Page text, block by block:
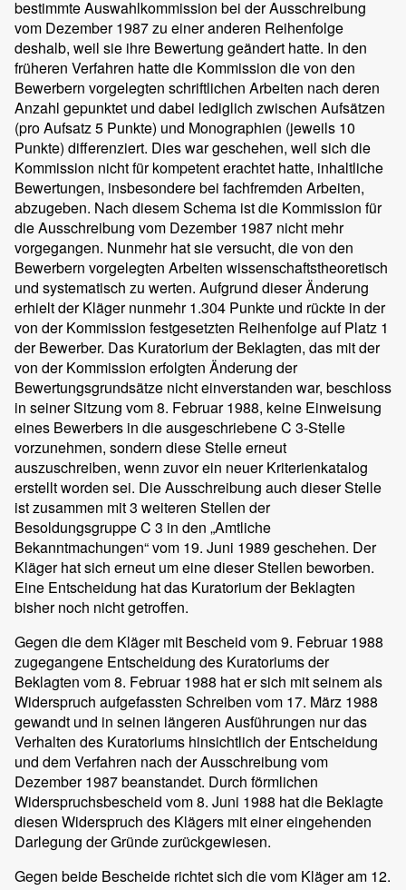
bestimmte Auswahlkommission bei der Ausschreibung
vom Dezember 1987 zu einer anderen Reihenfolge
deshalb, weil sie ihre Bewertung geändert hatte. In den
früheren Verfahren hatte die Kommission die von den
Bewerbern vorgelegten schriftlichen Arbeiten nach deren
Anzahl gepunktet und dabei lediglich zwischen Aufsätzen
(pro Aufsatz 5 Punkte) und Monographien (jeweils 10
Punkte) differenziert. Dies war geschehen, weil sich die
Kommission nicht für kompetent erachtet hatte, inhaltliche
Bewertungen, insbesondere bei fachfremden Arbeiten,
abzugeben. Nach diesem Schema ist die Kommission für
die Ausschreibung vom Dezember 1987 nicht mehr
vorgegangen. Nunmehr hat sie versucht, die von den
Bewerbern vorgelegten Arbeiten wissenschaftstheoretisch
und systematisch zu werten. Aufgrund dieser Änderung
erhielt der Kläger nunmehr 1.304 Punkte und rückte in der
von der Kommission festgesetzten Reihenfolge auf Platz 1
der Bewerber. Das Kuratorium der Beklagten, das mit der
von der Kommission erfolgten Änderung der
Bewertungsgrundsätze nicht einverstanden war, beschloss
in seiner Sitzung vom 8. Februar 1988, keine Einweisung
eines Bewerbers in die ausgeschriebene C 3-Stelle
vorzunehmen, sondern diese Stelle erneut
auszuschreiben, wenn zuvor ein neuer Kriterienkatalog
erstellt worden sei. Die Ausschreibung auch dieser Stelle
ist zusammen mit 3 weiteren Stellen der
Besoldungsgruppe C 3 in den „Amtliche
Bekanntmachungen“ vom 19. Juni 1989 geschehen. Der
Kläger hat sich erneut um eine dieser Stellen beworben.
Eine Entscheidung hat das Kuratorium der Beklagten
bisher noch nicht getroffen.
Gegen die dem Kläger mit Bescheid vom 9. Februar 1988
zugegangene Entscheidung des Kuratoriums der
Beklagten vom 8. Februar 1988 hat er sich mit seinem als
Widerspruch aufgefassten Schreiben vom 17. März 1988
gewandt und in seinen längeren Ausführungen nur das
Verhalten des Kuratoriums hinsichtlich der Entscheidung
und dem Verfahren nach der Ausschreibung vom
Dezember 1987 beanstandet. Durch förmlichen
Widerspruchsbescheid vom 8. Juni 1988 hat die Beklagte
diesen Widerspruch des Klägers mit einer eingehenden
Darlegung der Gründe zurückgewiesen.
Gegen beide Bescheide richtet sich die vom Kläger am 12.